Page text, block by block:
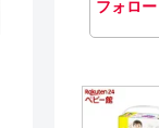
フォロー